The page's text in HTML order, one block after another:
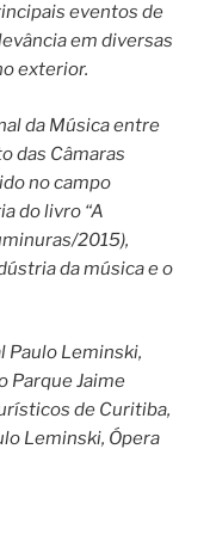
eventos de
em diversas
exterior.
da Música entre
das Câmaras
no campo
do livro “A
2015),
da música e o
Paulo Leminski,
Parque Jaime
de Curitiba,
Leminski, Ópera